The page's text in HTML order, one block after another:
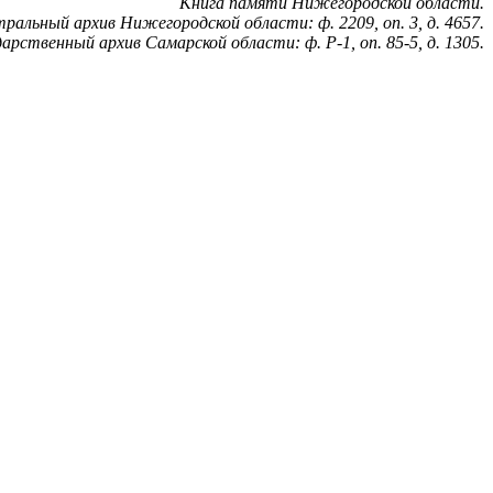
архив Нижегородской области: ф. 2209, оп. 3, д. 4657.
архив Самарской области: ф. Р-1, оп. 85-5, д. 1305.